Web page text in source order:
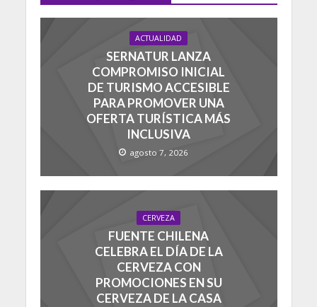
ACTUALIDAD
SERNATUR LANZA
COMPROMISO INICIAL
DE TURISMO ACCESIBLE
PARA PROMOVER UNA
OFERTA TURÍSTICA MÁS
INCLUSIVA
agosto 7, 2026
CERVEZA
FUENTE CHILENA
CELEBRA EL DÍA DE LA
CERVEZA CON
PROMOCIONES EN SU
CERVEZA DE LA CASA